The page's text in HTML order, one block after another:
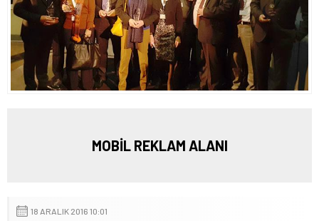
MOBİL REKLAM ALANI
18 ARALIK 2016 10:01